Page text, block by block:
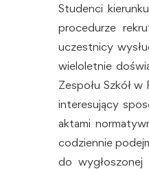
Studenci kierunku
procedurze
uczestnicy
wieloletnie
Zespołu Szkół
interesujący
aktami
codziennie
do